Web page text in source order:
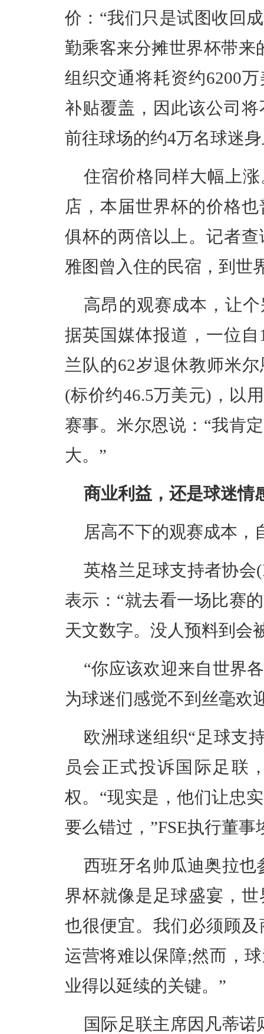
价：“我们只是试图收回
勤乘客来分摊世界杯带来
组织交通将耗资约6200
补贴覆盖，因此该公司
前往球场的约4万名球迷
住宿价格同样大幅上
店，本届世界杯的价格
俱杯的两倍以上。记者
雅图曾入住的民宿，到世
高昂的观赛成本，让
据英国媒体报道，一位
兰队的62岁退休教师米
(标价约46.5万美元)，以
赛事。米尔恩说：“我肯
大。”
商业利益，还是球迷情
居高不下的观赛成本，
英格兰足球支持者协会
表示：“就去看一场比赛
天文数字。没人预料到会
“你应该欢迎来自世界
为球迷们感觉不到丝毫欢
欧洲球迷组织“足球支
员会正式投诉国际足联
权。“现实是，他们让忠
要么错过，”FSE执行董事
西班牙名帅瓜迪奥拉也
界杯就像是足球盛宴，
也很便宜。我们必须顾
运营将难以保障;然而，
业得以延续的关键。”
国际足联主席因凡蒂